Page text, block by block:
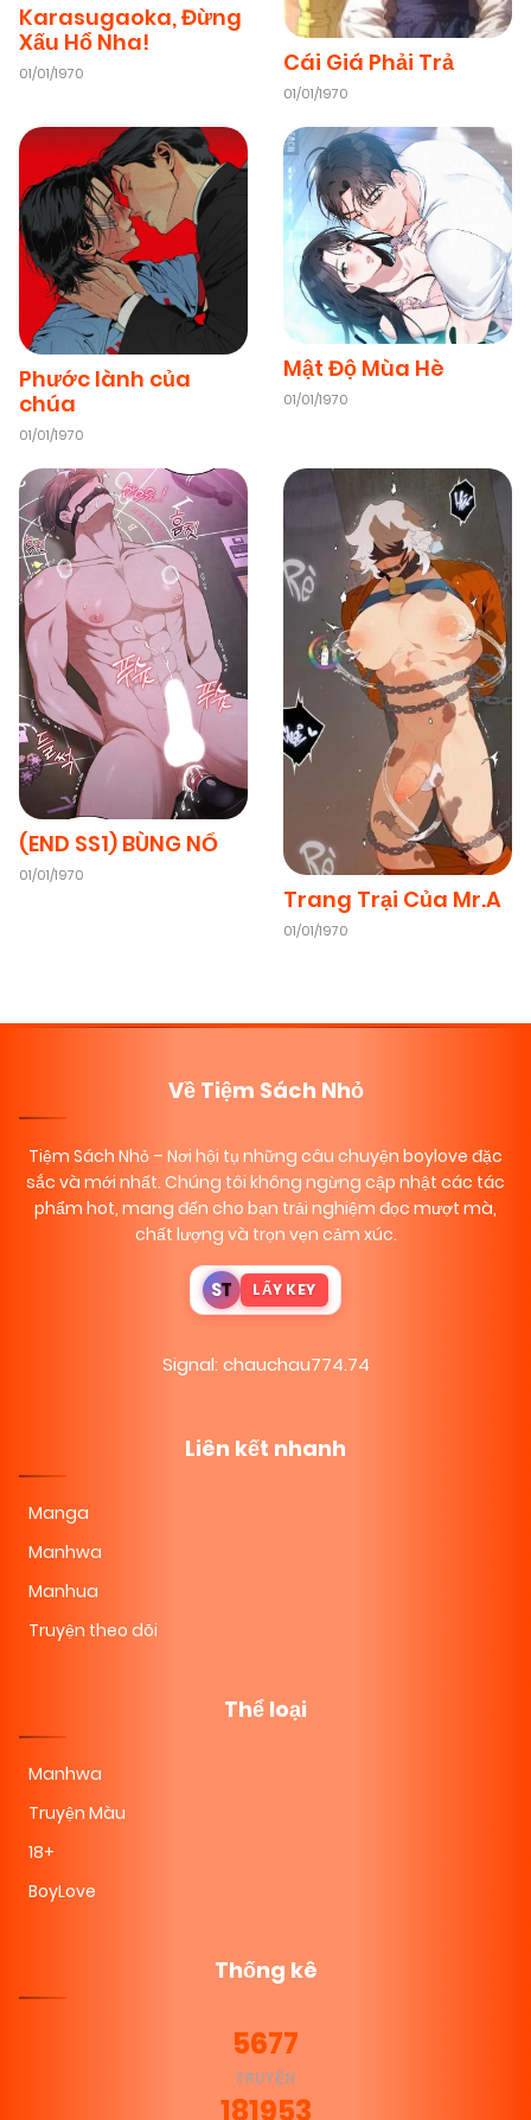
Karasugaoka, Đừng
Xấu Hổ Nha!
01/01/1970 Cái Giá Phải Trả
01/01/1970
Phước lành của
chúa
01/01/1970
Mật Độ Mùa Hè
01/01/1970
(END SS1) BÙNG NỔ
01/01/1970
Trang Trại Của Mr.A
01/01/1970
Về Tiệm Sách Nhỏ
Tiệm Sách Nhỏ – Nơi hội tụ những câu chuyện boylove đặc
sắc và mới nhất. Chúng tôi không ngừng cập nhật các tác
phẩm hot, mang đến cho bạn trải nghiệm đọc mượt mà,
chất lượng và trọn vẹn cảm xúc.
ST LẤY KEY
Signal: chauchau774.74
Liên kết nhanh
Manga
Manhwa
Manhua
Truyện theo dõi
Thể loại
Manhwa
Truyện Màu
18+
BoyLove
Thống kê
5677
TRUYỆN
181953